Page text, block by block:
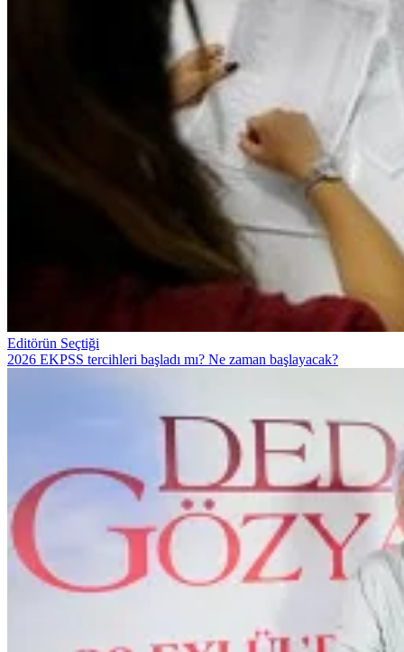
Editörün Seçtiği
2026 EKPSS tercihleri başladı mı? Ne zaman başlayacak?